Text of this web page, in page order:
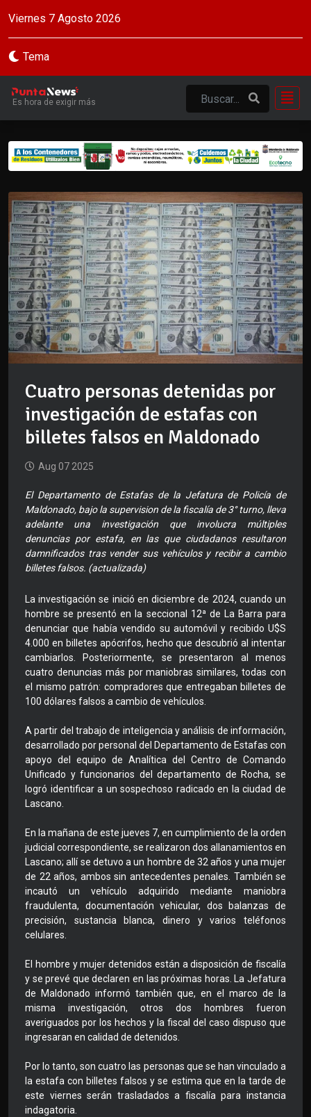
Viernes 7 Agosto 2026
Tema
Es hora de exigir más
Cuatro personas detenidas por
investigación de estafas con
billetes falsos en Maldonado
Aug 07 2025
El Departamento de Estafas de la Jefatura de Policía de
Maldonado, bajo la supervision de la fiscalía de 3° turno, lleva
adelante una investigación que involucra múltiples
denuncias por estafa, en las que ciudadanos resultaron
damnificados tras vender sus vehículos y recibir a cambio
billetes falsos. (actualizada)
La investigación se inició en diciembre de 2024, cuando un
hombre se presentó en la seccional 12ª de La Barra para
denunciar que había vendido su automóvil y recibido U$S
4.000 en billetes apócrifos, hecho que descubrió al intentar
cambiarlos. Posteriormente, se presentaron al menos
cuatro denuncias más por maniobras similares, todas con
el mismo patrón: compradores que entregaban billetes de
100 dólares falsos a cambio de vehículos.
A partir del trabajo de inteligencia y análisis de información,
desarrollado por personal del Departamento de Estafas con
apoyo del equipo de Analítica del Centro de Comando
Unificado y funcionarios del departamento de Rocha, se
logró identificar a un sospechoso radicado en la ciudad de
Lascano.
En la mañana de este jueves 7, en cumplimiento de la orden
judicial correspondiente, se realizaron dos allanamientos en
Lascano; allí se detuvo a un hombre de 32 años y una mujer
de 22 años, ambos sin antecedentes penales. También se
incautó un vehículo adquirido mediante maniobra
fraudulenta, documentación vehicular, dos balanzas de
precisión, sustancia blanca, dinero y varios teléfonos
celulares.
El hombre y mujer detenidos están a disposición de fiscalía
y se prevé que declaren en las próximas horas. La Jefatura
de Maldonado informó también que, en el marco de la
misma investigación, otros dos hombres fueron
averiguados por los hechos y la fiscal del caso dispuso que
ingresaran en calidad de detenidos.
Por lo tanto, son cuatro las personas que se han vinculado a
la estafa con billetes falsos y se estima que en la tarde de
este viernes serán trasladados a fiscalía para instancia
indagatoria.